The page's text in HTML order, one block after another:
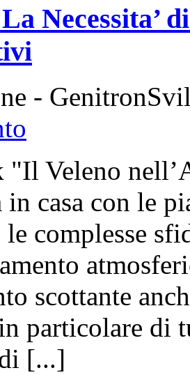
Necessita’
-
"Il Veleno
in casa con le
complesse
scottante
particolare di
[...]